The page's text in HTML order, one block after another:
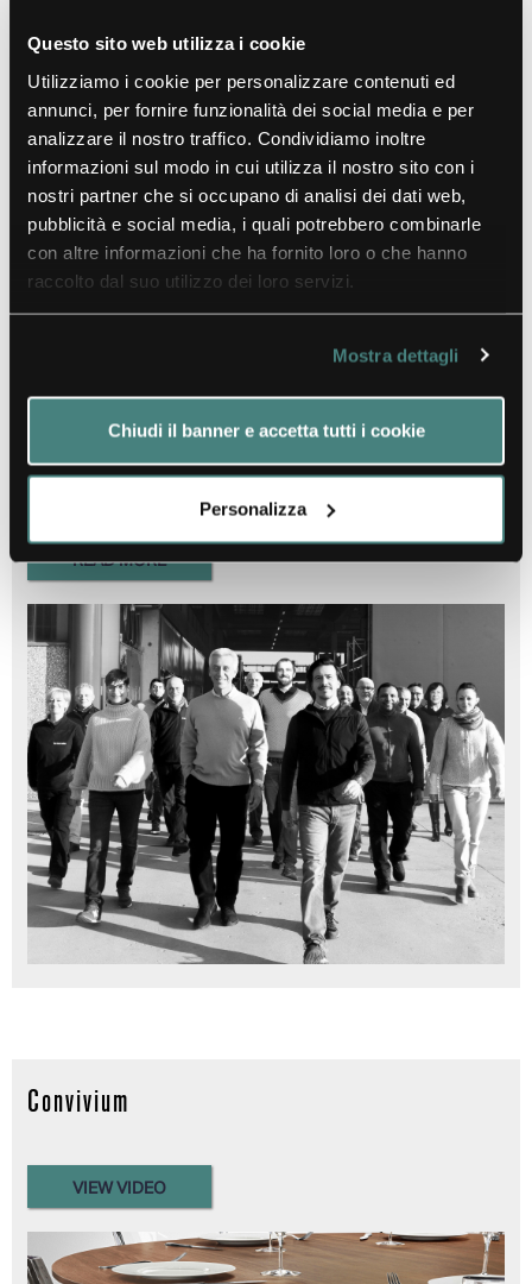
Questo sito web utilizza i cookie
Utilizziamo i cookie per personalizzare contenuti ed
annunci, per fornire funzionalità dei social media e per
analizzare il nostro traffico. Condividiamo inoltre
informazioni sul modo in cui utilizza il nostro sito con i
nostri partner che si occupano di analisi dei dati web,
pubblicità e social media, i quali potrebbero combinarle
con altre informazioni che ha fornito loro o che hanno
raccolto dal suo utilizzo dei loro servizi.
Mostra dettagli
Chiudi il banner e accetta tutti i cookie
Personalizza
La Tavola Obtains ISO 9001:2015 Certification
READ MORE
Convivium
VIEW VIDEO